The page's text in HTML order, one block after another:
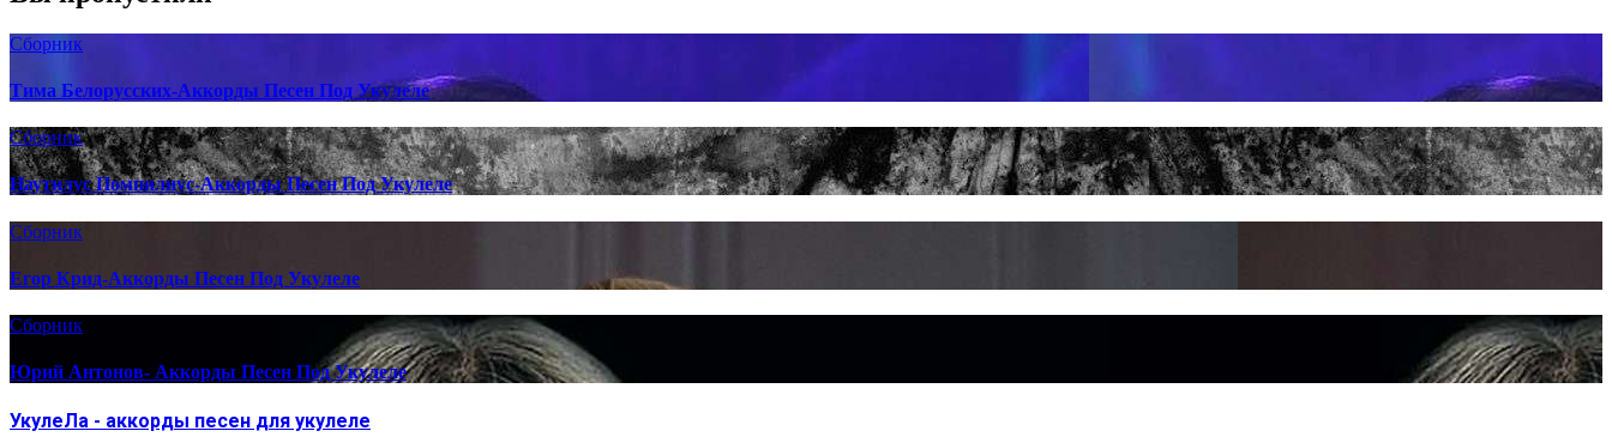
Сборник
Тима Белорусских-Аккорды Песен Под Укулеле
Сборник
Наутилус Помпилиус-Аккорды Песен Под Укулеле
Сборник
Егор Крид-Аккорды Песен Под Укулеле
Сборник
Юрий Антонов- Аккорды Песен Под Укулеле
УкулеЛа - аккорды песен для укулеле